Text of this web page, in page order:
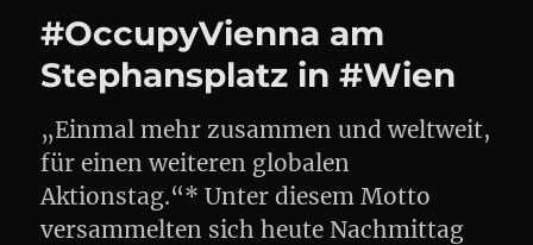
#OccupyVienna am
Stephansplatz in #Wien
„Einmal mehr zusammen und weltweit,
für einen weiteren globalen
Aktionstag.“* Unter diesem Motto
versammelten sich heute Nachmittag